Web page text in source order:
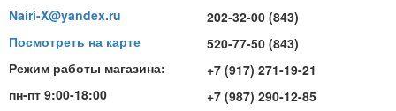
Nairi-X@yandex.ru
Посмотреть на карте
Режим работы магазина:
пн-пт 9:00-18:00
202-32-00 (843)
520-77-50 (843)
+7 (917) 271-19-21
+7 (987) 290-12-85